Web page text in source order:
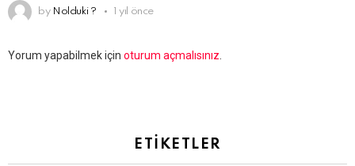
by Nolduki ? 1 yıl önce
Bir
Yorum yapabilmek için oturum açmalısınız
ETIKETLER